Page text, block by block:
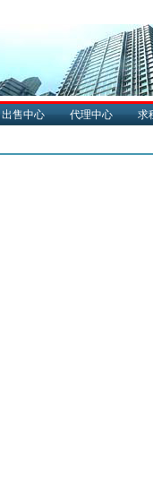
出售中心 代理中心 求